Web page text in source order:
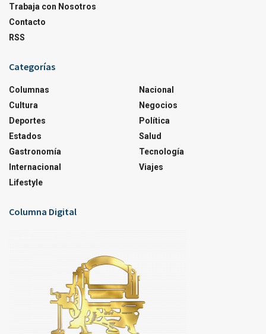
Trabaja con Nosotros
Contacto
RSS
Categorías
Columnas
Cultura
Deportes
Estados
Gastronomía
Internacional
Lifestyle
Nacional
Negocios
Política
Salud
Tecnología
Viajes
Columna Digital